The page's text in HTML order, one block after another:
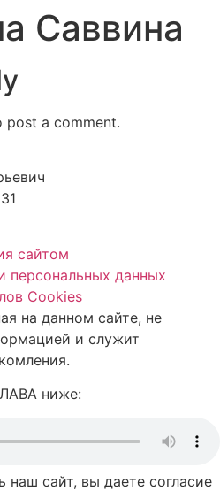
Саввина
post a comment.
сайтом
персональных данных
Cookies
на данном сайте, не
и служит
ниже:
наш сайт, вы даете согласие